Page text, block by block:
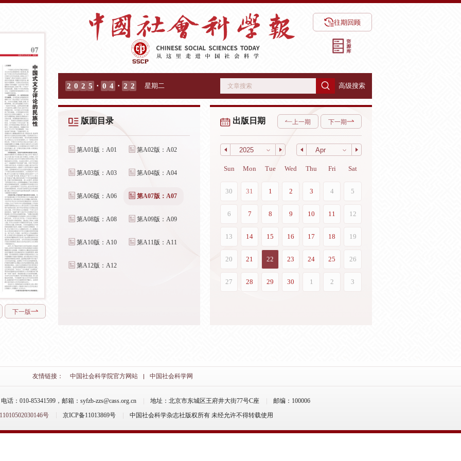
下一版
往期回顾
2 0 2 5 · 0 4 · 2 2 星期二 高级搜索
版面目录
第A01版：A01 第A02版：A02
第A03版：A03 第A04版：A04
第A06版：A06 第A07版：A07
第A08版：A08 第A09版：A09
第A10版：A10 第A11版：A11
第A12版：A12
出版日期 上一期 下一期
友情链接： 中国社会科学院官方网站 中国社会科学网
：010-85341599，邮箱：syfzb-zzs@cass.org.cn 地址：北京市东城区王府井大街77号C座
邮编：100006
号
京ICP备11013869号 中国社会科学杂志社版权所有 未经允许不得转载使用